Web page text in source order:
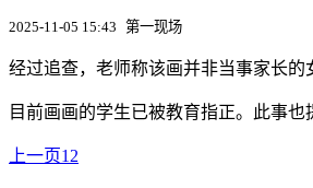
2025-11-05 15:43 第一现场
经过追查，老师称该画并非当事家长
目前画画的学生已被教育指正。此事
上一页1 2